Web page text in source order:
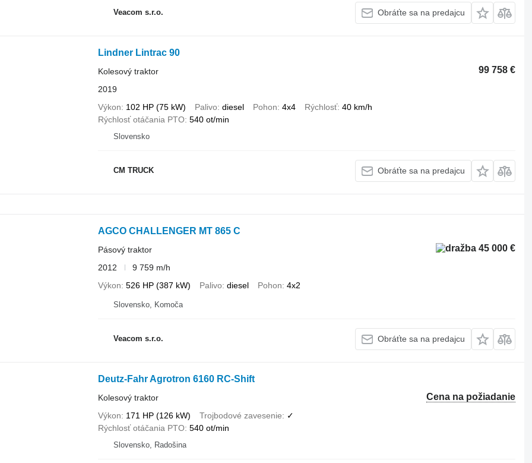
Veacom s.r.o. Obráťte sa na predajcu
Lindner Lintrac 90
99 758 €
Kolesový traktor
2019
Výkon
102 HP (75 kW) Palivo diesel Pohon 4x4 Rýchlosť 40 km/h
Rýchlosť otáčania PTO 540 ot/min
Slovensko
CM TRUCK Obráťte sa na predajcu
AGCO CHALLENGER MT 865 C
45 000 €
Pásový traktor
2012
9 759 m/h
Výkon 526 HP (387 kW) Palivo diesel Pohon 4x2
Slovensko, Komoča
Veacom s.r.o. Obráťte sa na predajcu
Deutz-Fahr Agrotron 6160 RC-Shift
Cena na požiadanie
Kolesový traktor
Výkon
171 HP (126 kW) Trojbodové zavesenie
✓
Rýchlosť otáčania PTO 540 ot/min
Slovensko, Radošina